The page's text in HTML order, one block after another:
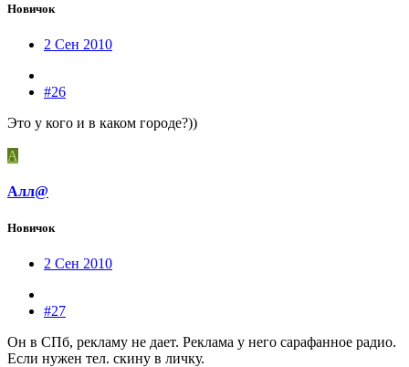
Новичок
2 Сен 2010
#26
Это у кого и в каком городе?))
А
Алл@
Новичок
2 Сен 2010
#27
Он в СПб, рекламу не дает. Реклама у него сарафанное радио.
Если нужен тел. скину в личку.